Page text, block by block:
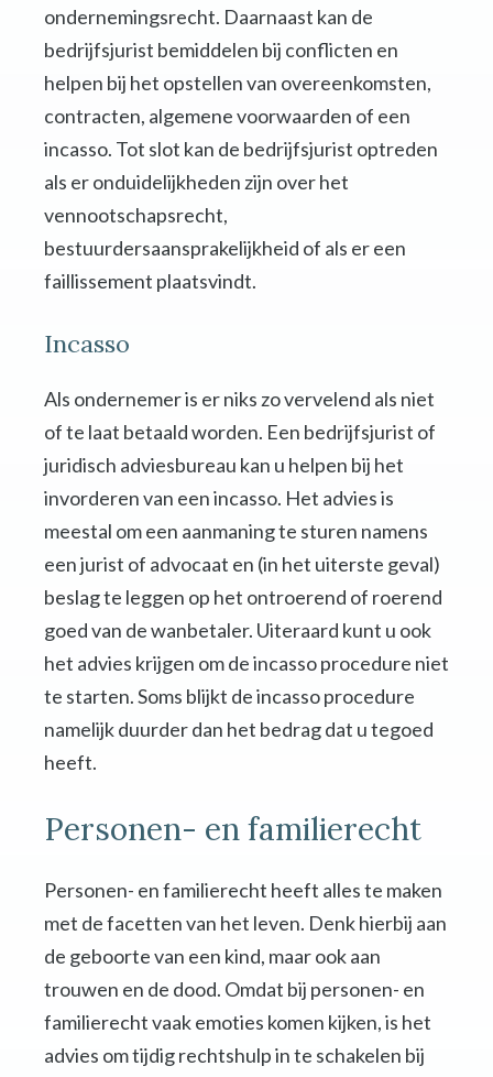
ondernemingsrecht. Daarnaast kan de
bedrijfsjurist bemiddelen bij conflicten en
helpen bij het opstellen van overeenkomsten,
contracten, algemene voorwaarden of een
incasso. Tot slot kan de bedrijfsjurist optreden
als er onduidelijkheden zijn over het
vennootschapsrecht,
bestuurdersaansprakelijkheid of als er een
faillissement plaatsvindt.
Incasso
Als ondernemer is er niks zo vervelend als niet
of te laat betaald worden. Een bedrijfsjurist of
juridisch adviesbureau kan u helpen bij het
invorderen van een incasso. Het advies is
meestal om een aanmaning te sturen namens
een jurist of advocaat en (in het uiterste geval)
beslag te leggen op het ontroerend of roerend
goed van de wanbetaler. Uiteraard kunt u ook
het advies krijgen om de incasso procedure niet
te starten. Soms blijkt de incasso procedure
namelijk duurder dan het bedrag dat u tegoed
heeft.
Personen- en familierecht
Personen- en familierecht heeft alles te maken
met de facetten van het leven. Denk hierbij aan
de geboorte van een kind, maar ook aan
trouwen en de dood. Omdat bij personen- en
familierecht vaak emoties komen kijken, is het
advies om tijdig rechtshulp in te schakelen bij